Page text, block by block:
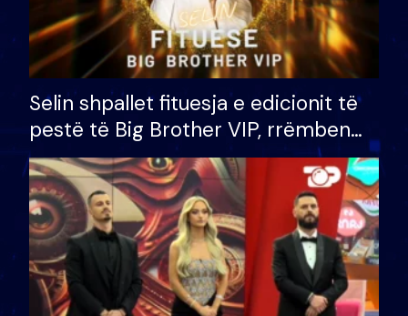
Selin shpallet fituesja e edicionit të
pestë të Big Brother VIP, rrëmben
çmimin e madh prej 100 mijë eurosh